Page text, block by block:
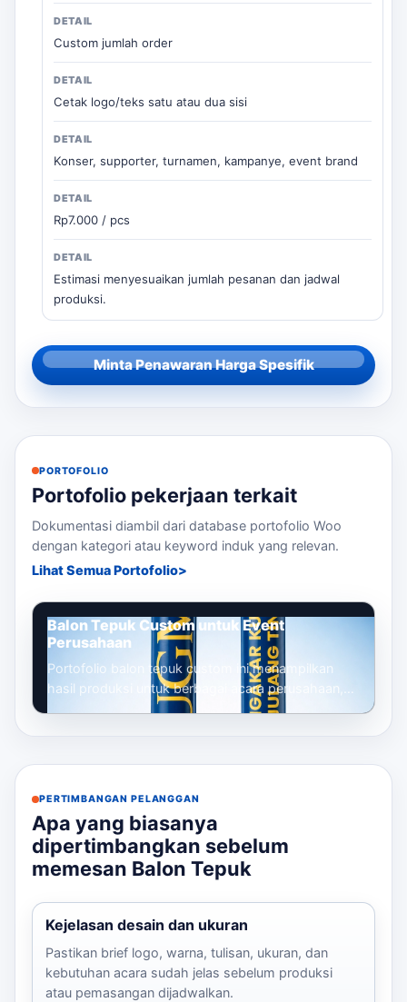
Custom jumlah order
Cetak logo/teks satu atau dua sisi
Konser, supporter, turnamen, kampanye, event brand
Rp7.000 / pcs
Estimasi menyesuaikan jumlah pesanan dan jadwal
produksi.
Minta Penawaran Harga Spesifik
PORTOFOLIO
Portofolio pekerjaan terkait
Dokumentasi diambil dari database portofolio Woo
dengan kategori atau keyword induk yang relevan.
Lihat Semua Portofolio
Balon Tepuk Custom untuk Event
Perusahaan
Portofolio balon tepuk custom ini menampilkan
hasil produksi untuk berbagai acara perusahaan,
mulai dari gathering, seminar, launc...
PERTIMBANGAN PELANGGAN
Apa yang biasanya
dipertimbangkan sebelum
memesan Balon Tepuk
Kejelasan desain dan ukuran
Pastikan brief logo, warna, tulisan, ukuran, dan
kebutuhan acara sudah jelas sebelum produksi
atau pemasangan dijadwalkan.